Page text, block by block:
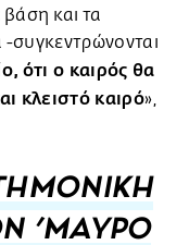
βάση και τα
-συγκεντρώνονται
ότι ο καιρός θα
κλειστό καιρό»,
'ΜΑΥΡΟ